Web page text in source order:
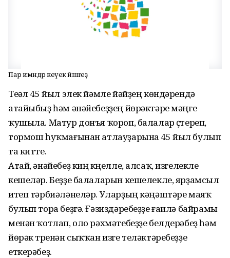
Пар имәндәр кеүек йәшәгеҙ
Теүәл 45 йыл элек йәмле йәйҙең көндәрендә
атайыбыҙ һәм әнәйебеҙҙең йөрәктәре мәңге
ҡушыла. Матур донъя ҡороп, балалар үҫтереп,
тормош һуҡмағынан атлауҙарына 45 йыл булып
та китте.
Атай, әнәйебеҙ киң күңелле, алсаҡ, изгелекле
кешеләр. Беҙҙе балаларын кешелекле, ярҙамсыл
итеп тәрбиәләнеләр. Уларҙың кәңәштәре маяҡ
булып тора беҙгә. Ғәзиздәребеҙҙе ғаилә байрамы
менән ҡотлап, оло рәхмәтебеҙҙе белдерәбеҙ һәм
йөрәк түренән сыҡҡан изге теләктәребеҙҙе
еткерәбеҙ.